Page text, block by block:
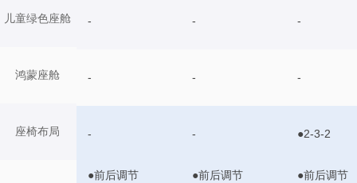
儿童绿色座舱
鸿蒙座舱
座椅布局
- - -
- - -
- - ●2-3-2
●前后调节
●前后调节
●前后调节